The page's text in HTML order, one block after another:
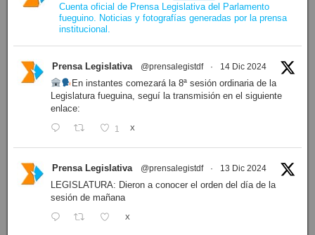
Cuenta oficial de Prensa Legislativa del Parlamento
fueguino. Noticias y fotografías generadas por la prensa
institucional.
Prensa Legislativa @prensalegistdf · 14 Dic 2024
En instantes comezará la 8ª sesión ordinaria de la
Legislatura fueguina, seguí la transmisión en el siguiente
enlace:
1 X
Prensa Legislativa @prensalegistdf · 13 Dic 2024
LEGISLATURA: Dieron a conocer el orden del día de la
sesión de mañana
X